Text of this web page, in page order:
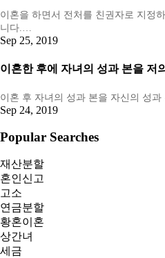
이혼을 하면서 전처를 친권자로 지정
니다.…
Sep 25, 2019
이혼한 후에 자녀의 성과 본을 저
이혼 후 자녀의 성과 본을 자신의 성
Sep 24, 2019
Popular Searches
재산분할
혼인신고
고소
연금분할
황혼이혼
상간녀
세금